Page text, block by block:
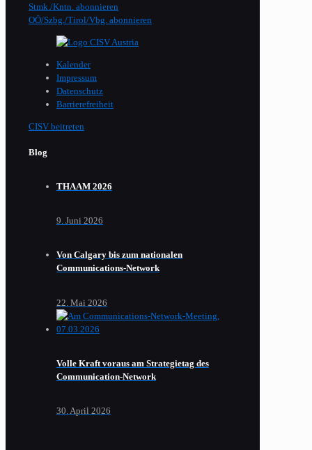
Stmk./Kntn. abonnieren
OÖ/Szbg./Tirol/Vbg. abonnieren
Kalender
Impressum
Datenschutz
Barrierefreiheit
CISV beitreten
Blog
THAAM 2026
9. Juni 2026
Von Calgary bis zum nationalen
Communications-Network
22. Mai 2026
Volle Kraft voraus am Strategietag des
Communication-Network
30. April 2026